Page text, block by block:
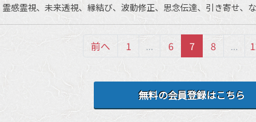
霊感霊視、未来透視、縁結び、波動修正、思念伝達、引き寄せ、
前へ 1 ... 6 7 8 ...
無料の会員登録はこちら